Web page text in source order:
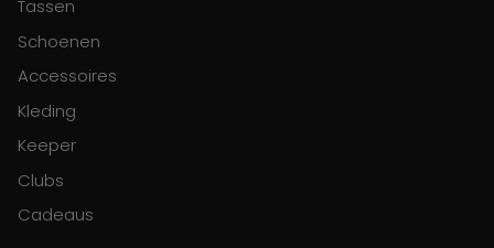
Tassen
Schoenen
Accessoires
Kleding
Keeper
Clubs
Cadeaus